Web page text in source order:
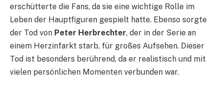
erschütterte die Fans, da sie eine wichtige Rolle im
Leben der Hauptfiguren gespielt hatte. Ebenso sorgte
der Tod von Peter Herbrechter, der in der Serie an
einem Herzinfarkt starb, für großes Aufsehen. Dieser
Tod ist besonders berührend, da er realistisch und mit
vielen persönlichen Momenten verbunden war.